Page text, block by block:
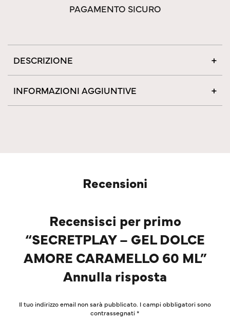
PAGAMENTO SICURO
DESCRIZIONE
INFORMAZIONI AGGIUNTIVE
Recensioni
Recensisci per primo
“SECRETPLAY – GEL DOLCE
AMORE CARAMELLO 60 ML”
Annulla risposta
Il tuo indirizzo email non sarà pubblicato. I campi obbligatori sono
contrassegnati*